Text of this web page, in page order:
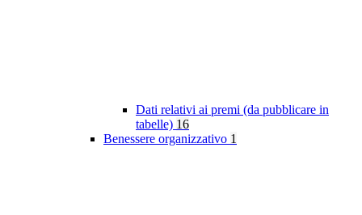
Dati relativi ai premi (da pubblicare in
tabelle) 16
Benessere organizzativo 1